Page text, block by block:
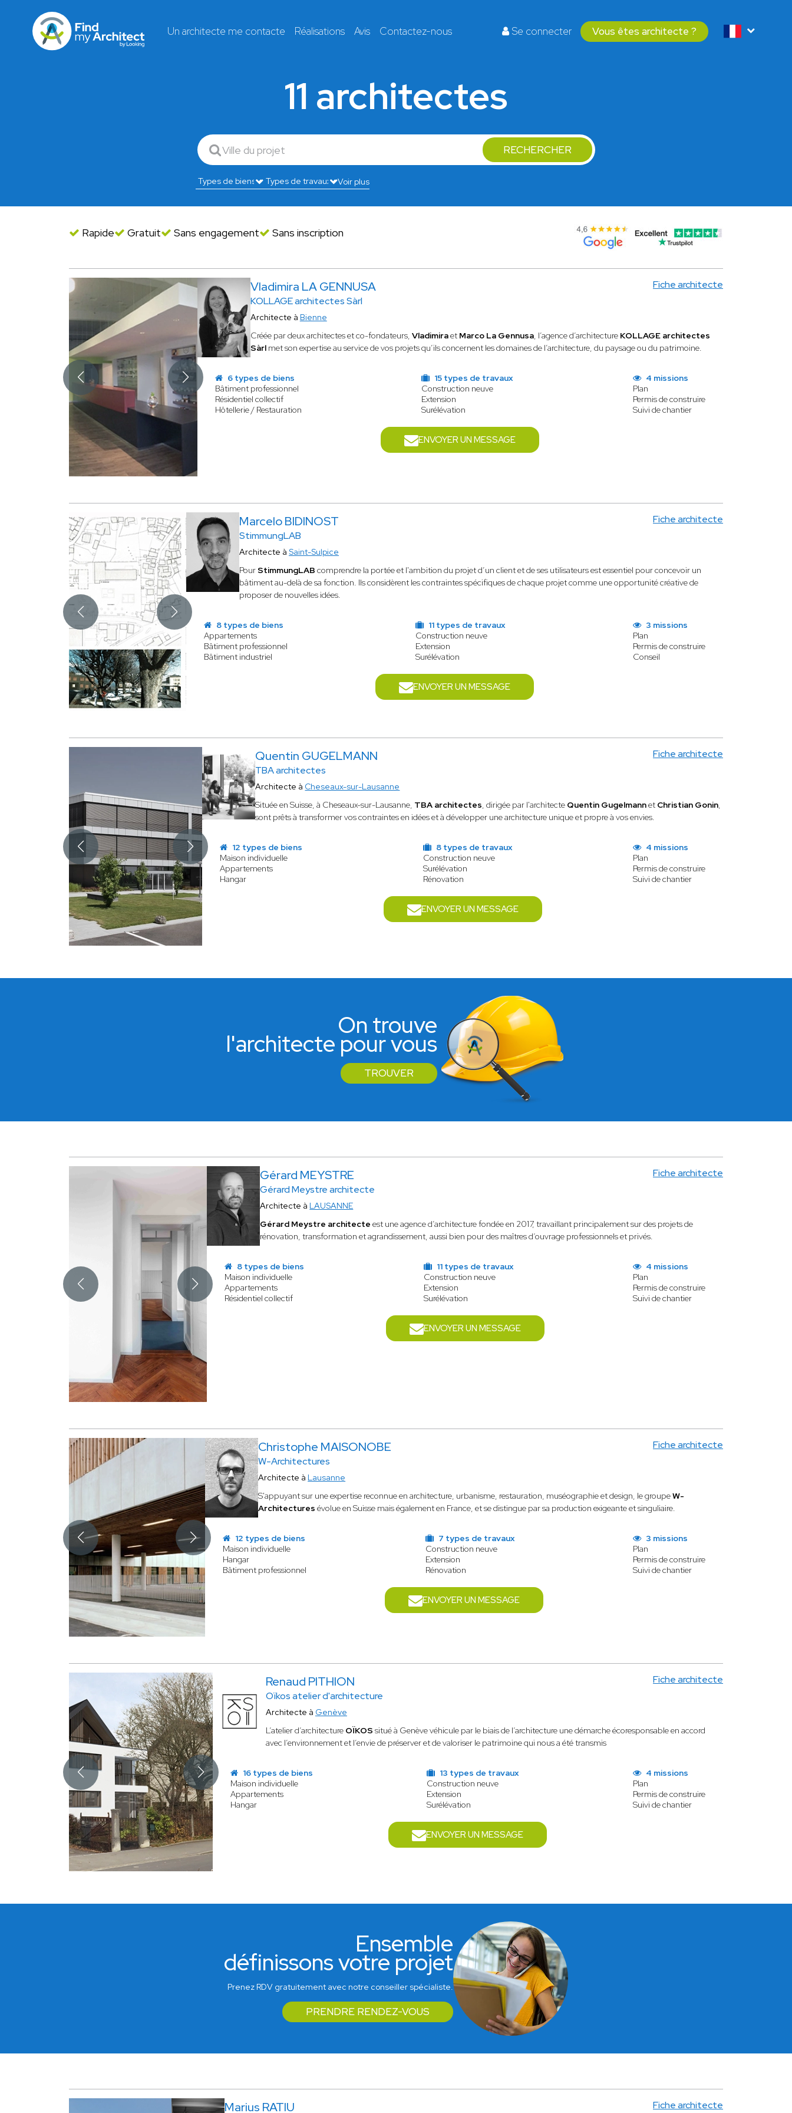
Un architecte me contacte Réalisations Avis Contactez-nous Se connecter Vous êtes architecte ?
11 architectes
RECHERCHER
Voir plus
Rapide Gratuit Sans engagement Sans inscription
Vladimira LA GENNUSA
KOLLAGE architectes Sàrl
Fiche architecte
Architecte à Bienne
Créée par deux architectes et co-fondateurs, Vladimiraet Marco La Gennusa, l’agence d’architecture KOLLAGE architectes
Sàrlmet son expertise au service de vos projets qu’ils concernent les domaines de l’architecture, du paysage ou du patrimoine.
6 types de biens
Bâtiment professionnel
Résidentiel collectif
Hôtellerie / Restauration
15 types de travaux
Construction neuve
Extension
Surélévation
4 missions
Plan
Permis de construire
Suivi de chantier
ENVOYER UN MESSAGE
Marcelo BIDINOST
StimmungLAB
Fiche architecte
Architecte àSaint-Sulpice
PourStimmungLABcomprendre la portée et l'ambition du projet d’un client et de ses utilisateurs est essentiel pour concevoir un
bâtiment au-delà de sa fonction. Ils considèrent les contraintes spécifiques de chaque projet comme une opportunité créative de
proposer de nouvelles idées.
8 types de biens
Appartements
Bâtiment professionnel
Bâtiment industriel
11 types de travaux
Construction neuve
Extension
Surélévation
3 missions
Plan
Permis de construire
Conseil
ENVOYER UN MESSAGE
Quentin GUGELMANN
TBA architectes
Fiche architecte
Architecte à Cheseaux-sur-Lausanne
Située en Suisse, à Cheseaux-sur-Lausanne, TBA architectes, dirigée par l'architecte Quentin Gugelmannet Christian Gonin,
sont prêts à transformer vos contraintes en idées et à développer une architecture unique et propre à vos envies.
12 types de biens
Maison individuelle
Appartements
Hangar
8 types de travaux
Construction neuve
Surélévation
Rénovation
4 missions
Plan
Permis de construire
Suivi de chantier
ENVOYER UN MESSAGE
On trouve
l'architecte pour vous
TROUVER
Gérard MEYSTRE
Gérard Meystre architecte
Fiche architecte
Architecte à LAUSANNE
Gérard Meystre architecte est une agence d’architecture fondée en 2017, travaillant principalement sur des projets de
rénovation, transformation et agrandissement, aussi bien pour des maîtres d’ouvrage professionnels et privés.
8 types de biens
Maison individuelle
Appartements
Résidentiel collectif
11 types de travaux
Construction neuve
Extension
Surélévation
4 missions
Plan
Permis de construire
Suivi de chantier
ENVOYER UN MESSAGE
Christophe MAISONOBE
W-Architectures
Fiche architecte
Architecte à Lausanne
S'appuyant sur une expertise reconnue en architecture, urbanisme, restauration, muséographie et design, le groupeW-
Architecturesévolue en Suisse mais également en France, et se distingue par sa production exigeante et singuliaire.
12 types de biens
Maison individuelle
Hangar
Bâtiment professionnel
7 types de travaux
Construction neuve
Extension
Rénovation
3 missions
Plan
Permis de construire
Suivi de chantier
ENVOYER UN MESSAGE
Renaud PITHION
Oïkos atelier d'architecture
Fiche architecte
Architecte à Genève
L’atelier d’architecture OÏKOS situé à Genève véhicule par le biais de l’architecture une démarche écoresponsable en accord
avec l’environnement et l’envie de préserver et de valoriser le patrimoine qui nous a été transmis
16 types de biens
Maison individuelle
Appartements
Hangar
13 types de travaux
Construction neuve
Extension
Surélévation
4 missions
Plan
Permis de construire
Suivi de chantier
ENVOYER UN MESSAGE
Ensemble
définissons votre projet
Prenez RDV gratuitement avec notre conseiller spécialiste.
PRENDRE RENDEZ-VOUS
Marius RATIU Fiche architecte